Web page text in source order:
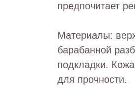
предпочитает
Материалы:
барабанной
подкладки.
для прочности.